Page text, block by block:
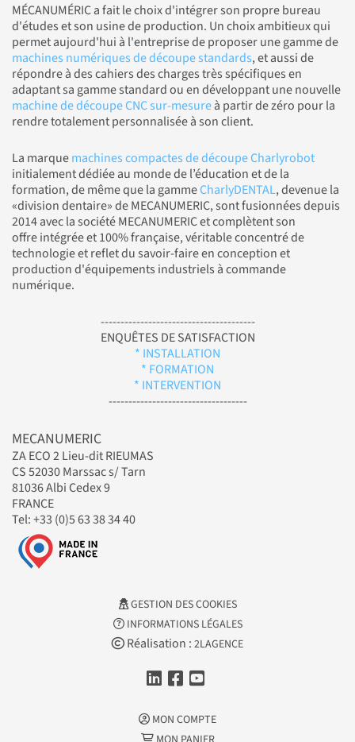
MÉCANUMÉRIC a fait le choix d'intégrer son propre bureau
d'études et son usine de production. Un choix ambitieux qui
permet aujourd'hui à l'entreprise de proposer une gamme de
machines numériques de découpe standards, et aussi de
répondre à des cahiers des charges très spécifiques en
adaptant sa gamme standard ou en développant une nouvelle
machine de découpe CNC sur-mesureà partir de zéro pour la
rendre totalement personnalisée à son client.
La marquemachines compactes de découpe Charlyrobot
initialement dédiée au monde de l’éducation et de la
formation, de même que la gammeCharlyDENTAL, devenue la
«division dentaire» de MECANUMERIC, sont fusionnées depuis
2014 avec la société MECANUMERIC et complètent son
offre intégrée et 100% française, véritable concentré de
technologie et reflet du savoir-faire en conception et
production d'équipements industriels à commande
numérique.
---------------------------------------
ENQUÊTES DE SATISFACTION
* INSTALLATION
* FORMATION
* INTERVENTION
-----------------------------------
MECANUMERIC
ZA ECO 2 Lieu-dit RIEUMAS
CS 52030 Marssac s/ Tarn
81036 Albi Cedex 9
FRANCE
Tel: +33 (0)5 63 38 34 40
GESTION DES COOKIES
INFORMATIONS LÉGALES
Réalisation : 2LAGENCE
MON COMPTE